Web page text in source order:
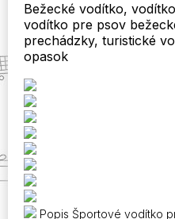
Bežecké vodítko,
vodítko pre psov
prechádzky, turistické
opasok
Popis Športové vodítko